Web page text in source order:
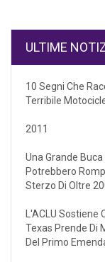
ULTIME
10 Segni Che
Terribile
2011
Una Grande
Potrebbero
Sterzo Di Oltre
L'ACLU Sostiene
Texas Prende Di
Del Primo